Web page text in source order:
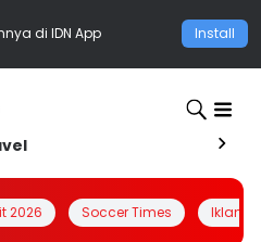
di IDN App Install
2026 Soccer Times Iklanin